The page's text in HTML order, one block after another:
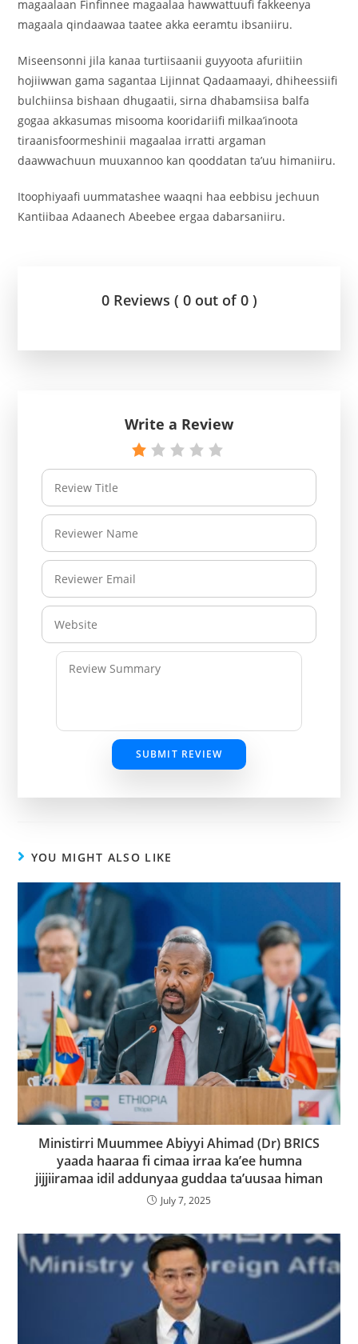
magaalaan Finfinnee magaalaa hawwattuufi fakkeenya
magaala qindaawaa taatee akka eeramtu ibsaniiru.
Miseensonni jila kanaa turtiisaanii guyyoota afuriitiin
hojiiwwan gama sagantaa Lijinnat Qadaamaayi, dhiheessiifi
bulchiinsa bishaan dhugaatii, sirna dhabamsiisa balfa
gogaa akkasumas misooma kooridariifi milkaa’inoota
tiraanisfoormeshinii magaalaa irratti argaman
daawwachuun muuxannoo kan qooddatan ta’uu himaniiru.
Itoophiyaafi uummatashee waaqni haa eebbisu jechuun
Kantiibaa Adaanech Abeebee ergaa dabarsaniiru.
0 Reviews ( 0 out of 0 )
Write a Review
SUBMIT REVIEW
YOU MIGHT ALSO LIKE
Ministirri Muummee Abiyyi Ahimad (Dr) BRICS
yaada haaraa fi cimaa irraa ka’ee humna
jijjiiramaa idil addunyaa guddaa ta’uusaa himan
July 7, 2025